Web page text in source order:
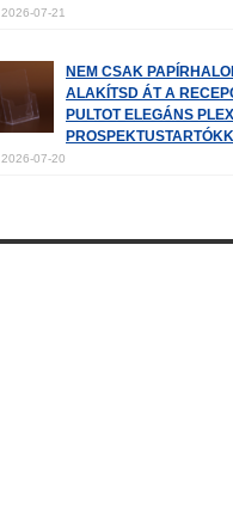
2026-07-21
NEM CSAK
ALAKÍTSD ÁT A
PULTOT ELEGÁNS PLEXI
2026-07-20